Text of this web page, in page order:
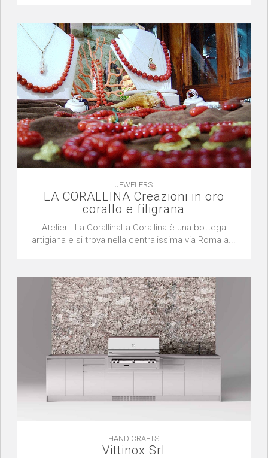
JEWELERS
LA CORALLINA Creazioni in oro
corallo e filigrana
Atelier - La CorallinaLa Corallina è una bottega
artigiana e si trova nella centralissima via Roma a...
HANDICRAFTS
Vittinox Srl